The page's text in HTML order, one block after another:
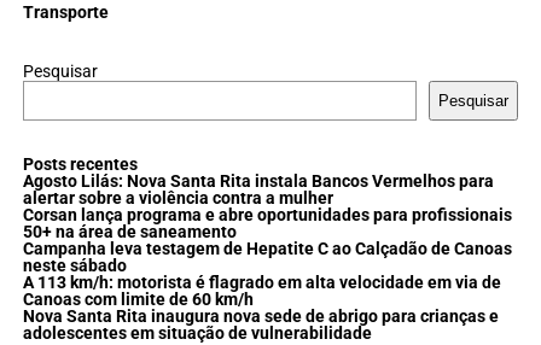
Transporte
Pesquisar
Pesquisar
Posts recentes
Agosto Lilás: Nova Santa Rita instala Bancos Vermelhos para
alertar sobre a violência contra a mulher
Corsan lança programa e abre oportunidades para profissionais
50+ na área de saneamento
Campanha leva testagem de Hepatite C ao Calçadão de Canoas
neste sábado
A 113 km/h: motorista é flagrado em alta velocidade em via de
Canoas com limite de 60 km/h
Nova Santa Rita inaugura nova sede de abrigo para crianças e
adolescentes em situação de vulnerabilidade